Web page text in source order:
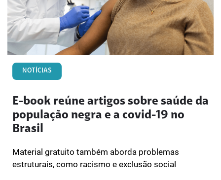
NOTÍCIAS
E-book reúne artigos sobre saúde da
população negra e a covid-19 no
Brasil
Material gratuito também aborda problemas
estruturais, como racismo e exclusão social